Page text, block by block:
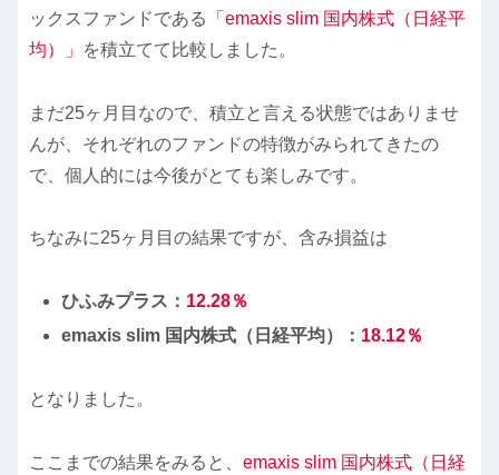
ックスファンドである
「emaxis slim 国内株式（日経平
均）」
を積立てて比較しました。
まだ25ヶ月目なので、積立と言える状態ではありませ
んが、それぞれのファンドの特徴がみられてきたの
で、個人的には今後がとても楽しみです。
ちなみに25ヶ月目の結果ですが、含み損益は
ひふみプラス： 12.28％
emaxis slim 国内株式（日経平均）： 18.12％
となりました。
ここまでの結果をみると、 emaxis slim 国内株式（日経